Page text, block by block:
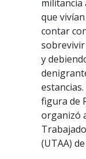
militancia
que
contar
y
figura de
organizó
(UTAA)